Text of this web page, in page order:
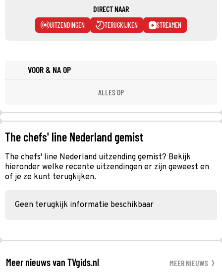
DIRECT NAAR
UITZENDINGEN TERUGKIJKEN STREAMEN
VOOR & NA OP
ALLES OP
The chefs' line Nederland gemist
The chefs' line Nederland uitzending gemist? Bekijk
hieronder welke recente uitzendingen er zijn geweest en
of je ze kunt terugkijken.
Geen terugkijk informatie beschikbaar
Meer nieuws van TVgids.nl MEER NIEUWS